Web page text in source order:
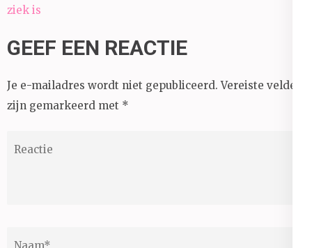
ziek is
GEEF EEN REACTIE
Je e-mailadres wordt niet gepubliceerd. Vereiste velden
zijn gemarkeerd met *